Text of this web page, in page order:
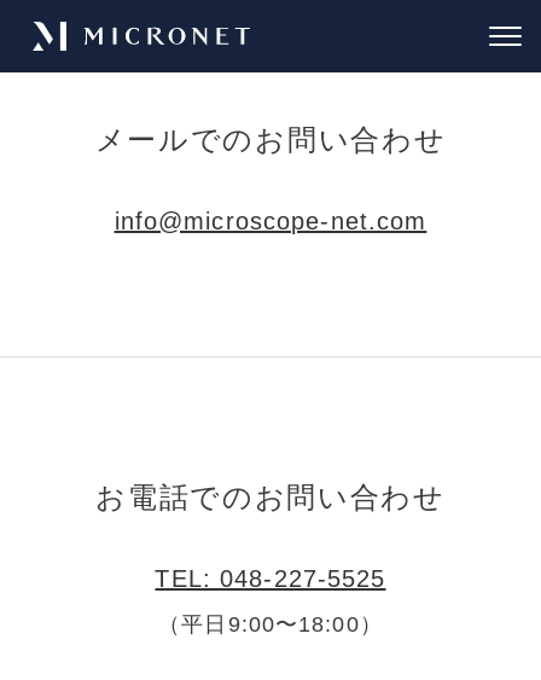
メールでのお問い合わせ
info@microscope-net.com
お電話でのお問い合わせ
TEL: 048-227-5525
（平日9:00〜18:00）